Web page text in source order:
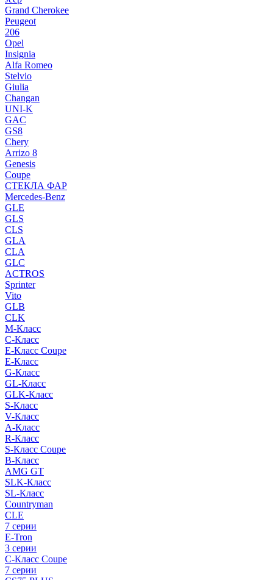
Grand Cherokee
Peugeot
206
Opel
Insignia
Alfa Romeo
Stelvio
Giulia
Changan
UNI-K
GAC
GS8
Chery
Arrizo 8
Genesis
Coupe
СТЕКЛА ФАР
Mercedes-Benz
GLE
GLS
CLS
GLA
CLA
GLC
ACTROS
Sprinter
Vito
GLB
CLK
M-Класс
C-Класс
E-Класс Coupe
E-Класс
G-Класс
GL-Класс
GLK-Класс
S-Класс
V-Класс
A-Класс
R-Класс
S-Класс Сoupe
B-Класс
AMG GT
SLK-Класс
SL-Класс
Countryman
CLE
7 серии
E-Tron
3 серии
C-Класс Coupe
7 серии